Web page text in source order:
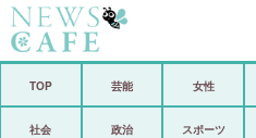
TOP 芸能 女性
社会 政治 スポーツ